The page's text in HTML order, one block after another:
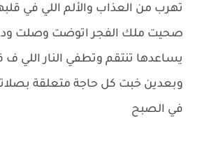
تهرب من العذاب والألم اللي في
صحيت ملك الفجر اتوضت وصلت ودعت
يساعدها تنتقم وتطفي النار اللي ف
وبعدين خبت كل حاجة متعلقة
في الصبح